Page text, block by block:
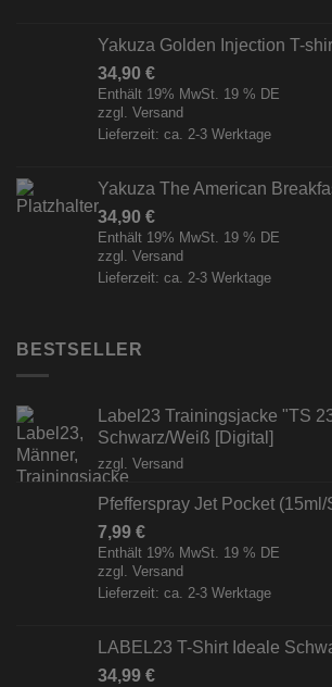
Yakuza Golden Injection T-
34,90 €
Enthält 19% MwSt. 19 % DE
zzgl. Versand
Lieferzeit: ca. 2-3 Werktage
Yakuza The American
34,90 €
Enthält 19% MwSt. 19 % DE
zzgl. Versand
Lieferzeit: ca. 2-3 Werktage
BESTSELLER
Label23 Trainingsjacke "TS
Schwarz/Weiß [Digital]
zzgl. Versand
Pfefferspray Jet Pocket (15ml/
7,99 €
Enthält 19% MwSt. 19 % DE
zzgl. Versand
Lieferzeit: ca. 2-3 Werktage
LABEL23 T-Shirt Ideale
34,99 €